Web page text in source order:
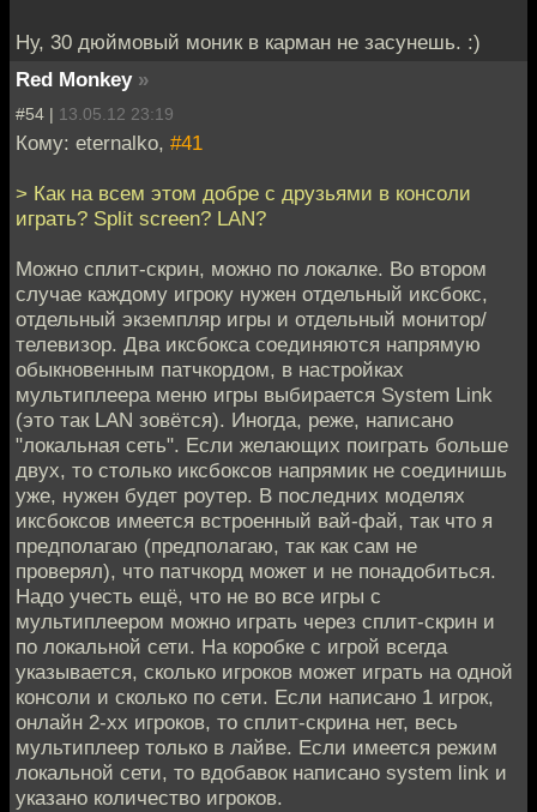
Ну, 30 дюймовый моник в карман не засунешь. :)
Red Monkey »
#54 | 13.05.12 23:19
Кому: eternalko, #41
> Как на всем этом добре с друзьями в консоли
играть? Split screen? LAN?
Можно сплит-скрин, можно по локалке. Во втором
случае каждому игроку нужен отдельный иксбокс,
отдельный экземпляр игры и отдельный монитор/
телевизор. Два иксбокса соединяются напрямую
обыкновенным патчкордом, в настройках
мультиплеера меню игры выбирается System Link
(это так LAN зовётся). Иногда, реже, написано
"локальная сеть". Если желающих поиграть больше
двух, то столько иксбоксов напрямик не соединишь
уже, нужен будет роутер. В последних моделях
иксбоксов имеется встроенный вай-фай, так что я
предполагаю (предполагаю, так как сам не
проверял), что патчкорд может и не понадобиться.
Надо учесть ещё, что не во все игры с
мультиплеером можно играть через сплит-скрин и
по локальной сети. На коробке с игрой всегда
указывается, сколько игроков может играть на одной
консоли и сколько по сети. Если написано 1 игрок,
онлайн 2-xx игроков, то сплит-скрина нет, весь
мультиплеер только в лайве. Если имеется режим
локальной сети, то вдобавок написано system link и
указано количество игроков.